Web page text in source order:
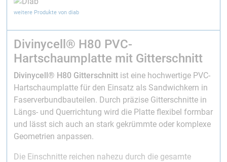
weitere Produkte von diab
Divinycell® H80 PVC-
Hartschaumplatte mit Gitterschnitt
Divinycell® H80 Gitterschnittist eine hochwertige PVC-
Hartschaumplatte für den Einsatz als Sandwichkern in
Faserverbundbauteilen. Durch präzise Gitterschnitte in
Längs- und Querrichtung wird die Platte flexibel formbar
und lässt sich auch an stark gekrümmte oder komplexe
Geometrien anpassen.
Die Einschnitte reichen nahezu durch die gesamte